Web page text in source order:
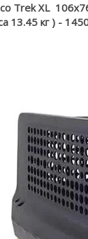
Trek XL
13.45 кг ) -